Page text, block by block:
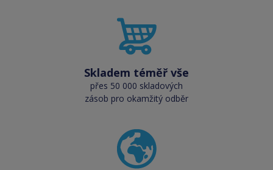
Skladem téměř vše
přes 50 000 skladových
zásob pro okamžitý odběr